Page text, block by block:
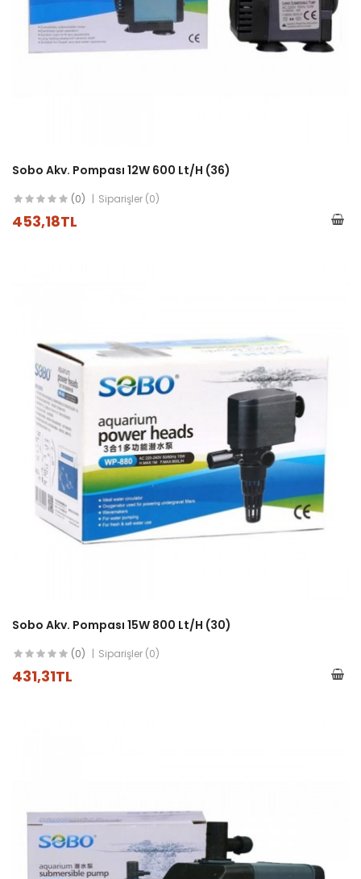
Sobo Akv. Pompası 12W 600 Lt/h (36)
(0) Siparişler (0)
453,18TL
Sobo Akv. Pompası 15W 800 Lt/h (30)
(0) Siparişler (0)
431,31TL